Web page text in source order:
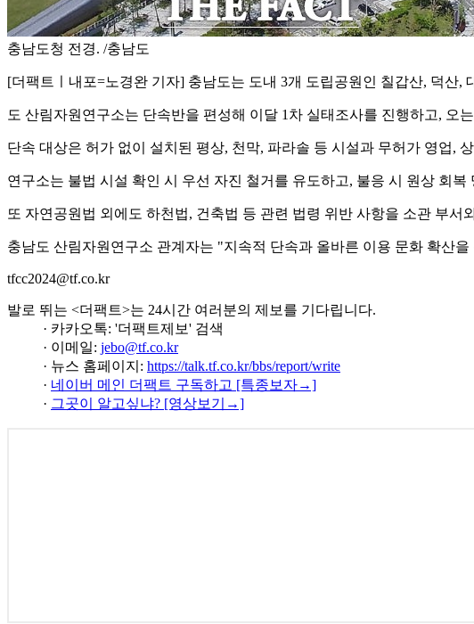
충남도청 전경. /충남도
[더팩트ㅣ내포=노경완 기자] 충남도는 도내 3개 도립공원인 칠갑산, 덕산
도 산림자원연구소는 단속반을 편성해 이달 1차 실태조사를 진행하고, 오
단속 대상은 허가 없이 설치된 평상, 천막, 파라솔 등 시설과 무허가 영업,
연구소는 불법 시설 확인 시 우선 자진 철거를 유도하고, 불응 시 원상 회
또 자연공원법 외에도 하천법, 건축법 등 관련 법령 위반 사항을 소관 부서
충남도 산림자원연구소 관계자는 "지속적 단속과 올바른 이용 문화 확산
tfcc2024@tf.co.kr
발로 뛰는 <더팩트>는 24시간 여러분의 제보를 기다립니다.
· 카카오톡: '더팩트제보' 검색
· 이메일: jebo@tf.co.kr
· 뉴스 홈페이지: https://talk.tf.co.kr/bbs/report/write
· 네이버 메인 더팩트 구독하고 [특종보자→]
· 그곳이 알고싶냐? [영상보기→]